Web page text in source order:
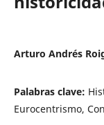
Arturo Andrés
Palabras clave:
Eurocentrismo,